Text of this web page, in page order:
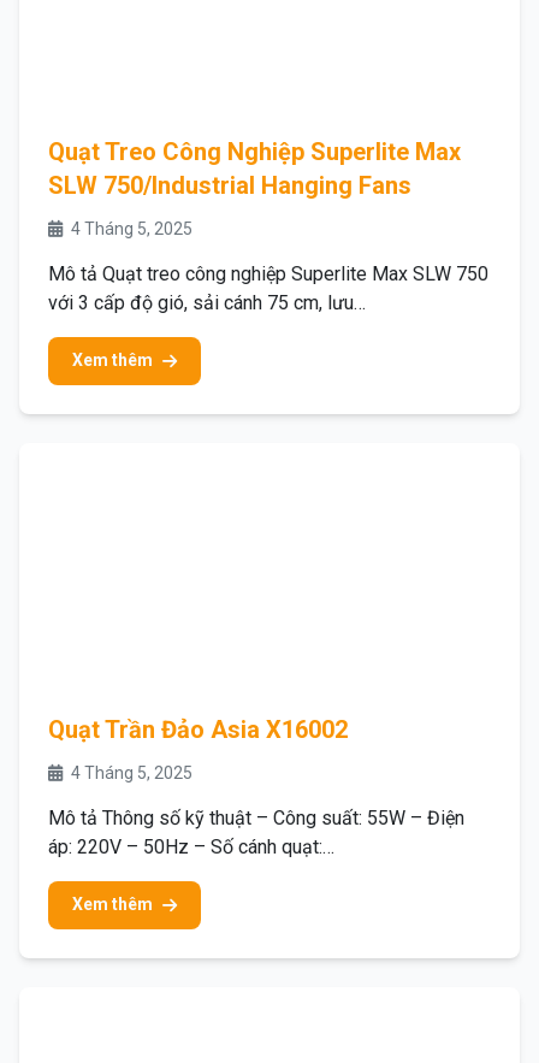
Quạt Treo Công Nghiệp Superlite Max
SLW 750/Industrial Hanging Fans
4 Tháng 5, 2025
Mô tả Quạt treo công nghiệp Superlite Max SLW 750
với 3 cấp độ gió, sải cánh 75 cm, lưu…
Xem thêm
Quạt Trần Đảo Asia X16002
4 Tháng 5, 2025
Mô tả Thông số kỹ thuật – Công suất: 55W – Điện
áp: 220V – 50Hz – Số cánh quạt:…
Xem thêm